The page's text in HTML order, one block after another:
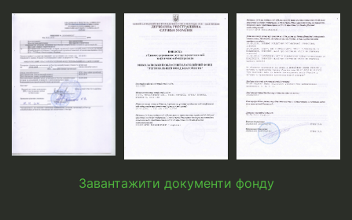
Завантажити документи фонду